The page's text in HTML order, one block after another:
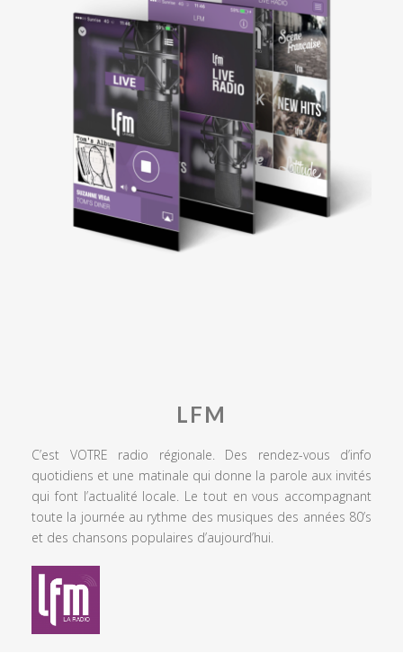
LFM
C’est VOTRE radio régionale. Des rendez-vous d’info
quotidiens et une matinale qui donne la parole aux invités
qui font l’actualité locale. Le tout en vous accompagnant
toute la journée au rythme des musiques des années 80’s
et des chansons populaires d’aujourd’hui.